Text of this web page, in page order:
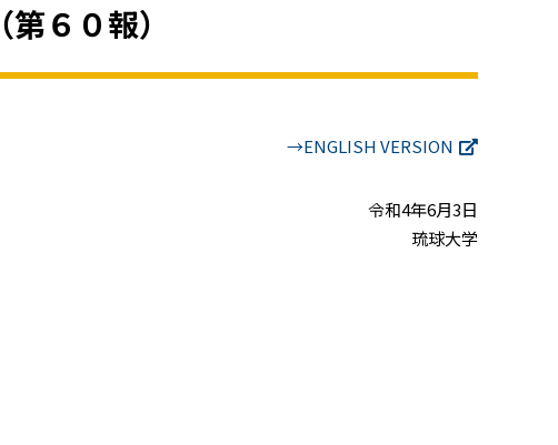
６０報）
→ENGLISH VERSION
令和4年6月3日
琉球大学